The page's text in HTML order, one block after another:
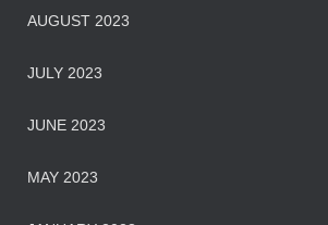
AUGUST 2023
JULY 2023
JUNE 2023
MAY 2023